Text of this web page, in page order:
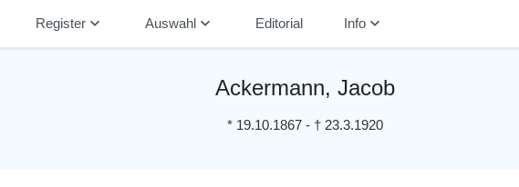
Registerkeyboard_arrow_down Auswahlkeyboard_arrow_down Editorial Infokeyboard_arrow_down
Ackermann, Jacob
* 19.10.1867- † 23.3.1920